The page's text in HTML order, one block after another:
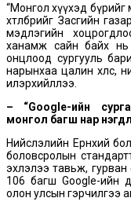
“Монгол хүүхэд бүрийг
хөтөлбөрийг Засгийн
мэдлэгийн
ханамж сайн байх нь
онцлоод сургууль
нарынхаа цалин хөлс,
илэрхийллээ.
– “Google-ийн сурган
монгол багш нар
Нийслэлийн Ерөнхий
боловсролын
эхлэлээ тавьж,
106 багш Google-ийн
олон улсын гэрчилгээ